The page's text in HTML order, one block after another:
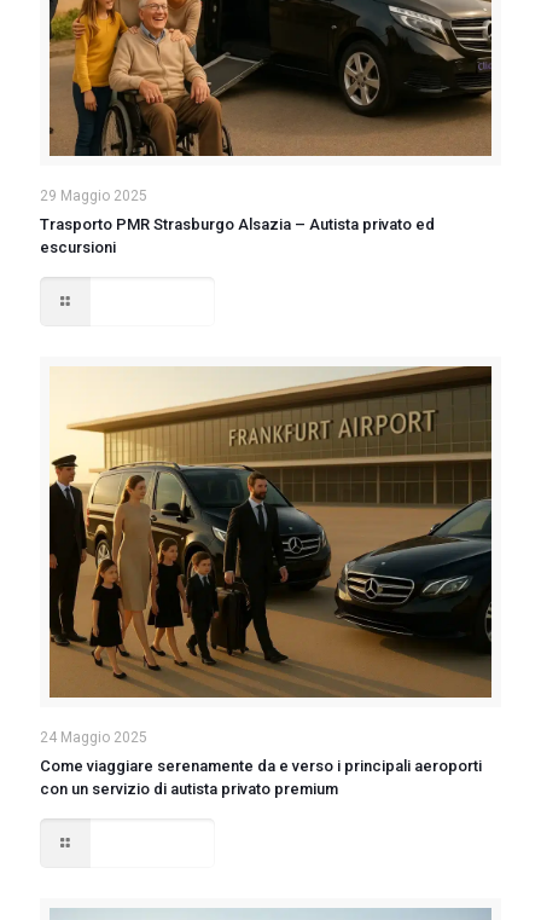
29 Maggio 2025
Trasporto PMR Strasburgo Alsazia – Autista privato ed
escursioni
24 Maggio 2025
Come viaggiare serenamente da e verso i principali aeroporti
con un servizio di autista privato premium